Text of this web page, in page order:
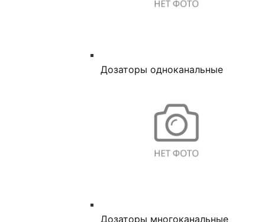
Дозаторы одноканальные
Дозаторы многоканальные